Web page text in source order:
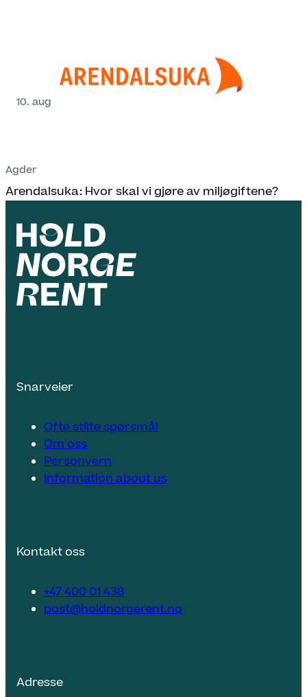
10. aug
Agder
Arendalsuka: Hvor skal vi gjøre av miljøgiftene?
Snarveier
Ofte stilte spørsmål
Om oss
Personvern
Information about us
Kontakt oss
+47 400 01 438
post@holdnorgerent.no
Adresse